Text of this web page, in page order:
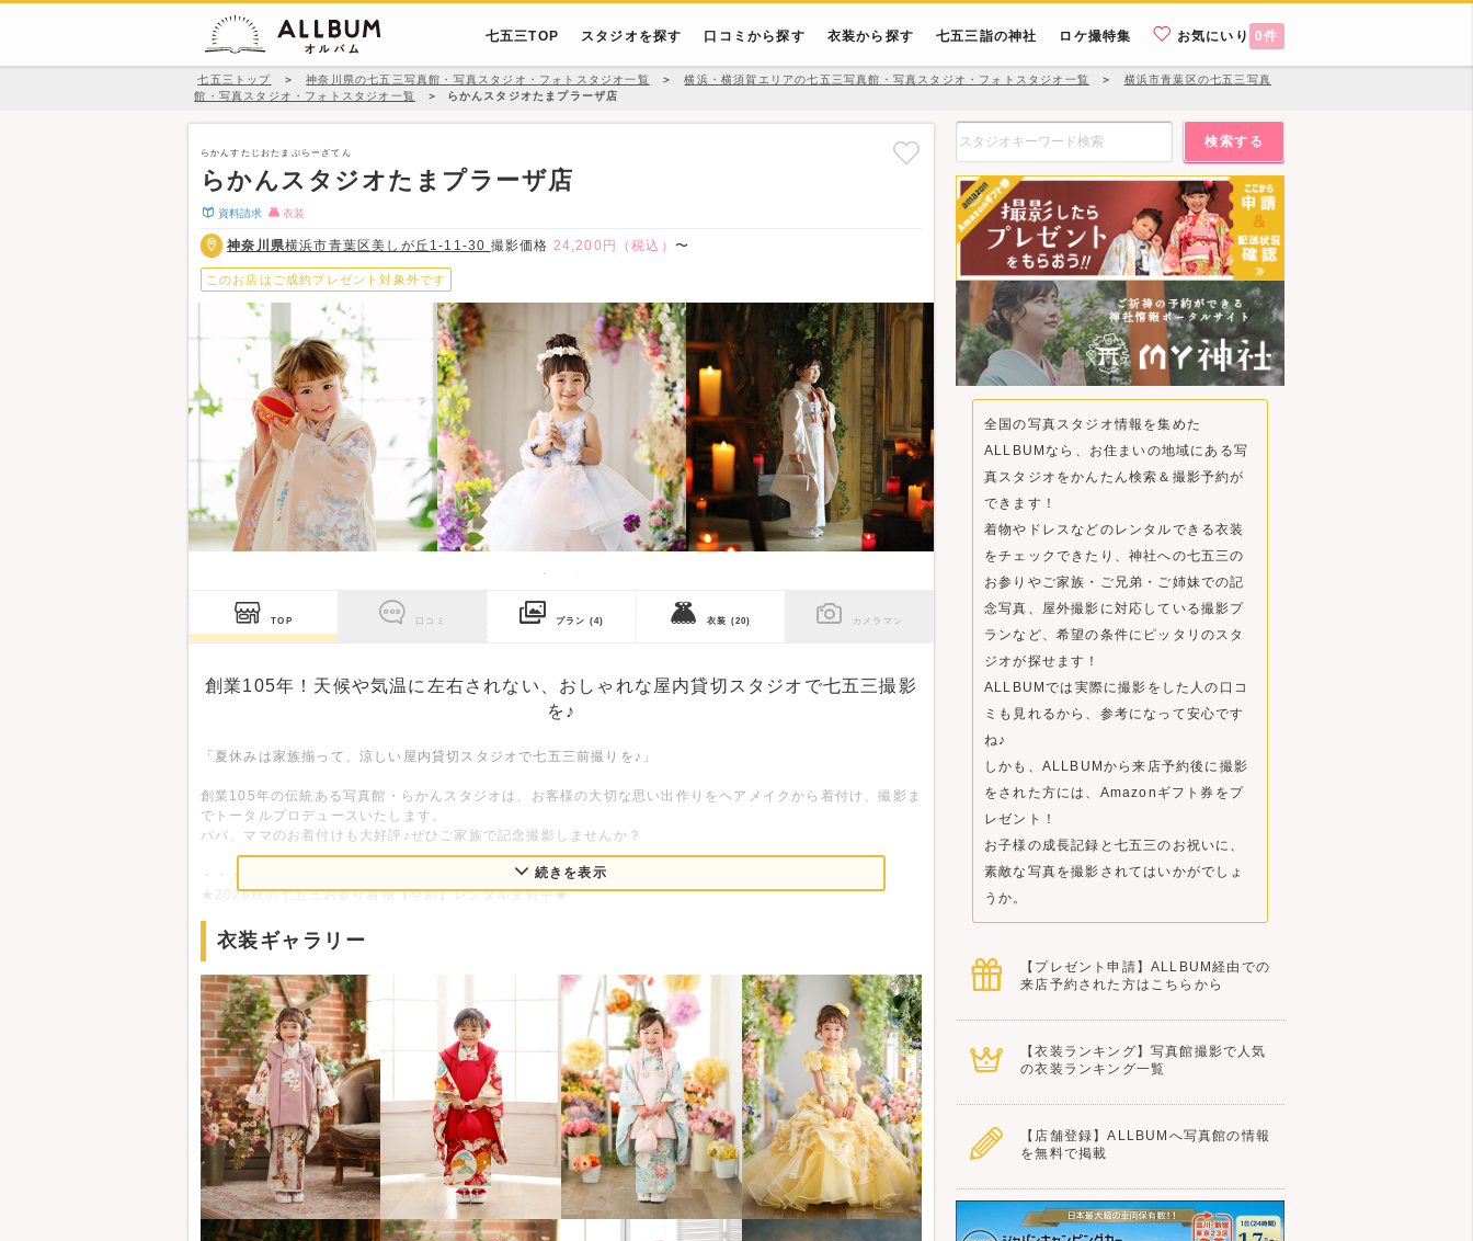
七五三TOP スタジオを探す 口コミから探す 衣装から探す 七五三詣の神社 ロケ撮特集 お気にいり 0件
七五三トップ ＞ 神奈川県の七五三写真館・写真スタジオ・フォトスタジオ一覧 ＞ 横浜・横須賀エリアの七五三写真館・写真スタジオ・フォトスタジオ一覧 ＞
横浜市青葉区の七五三写真
館・写真スタジオ・フォトスタジオ一覧
＞ らかんスタジオたまプラーザ店
らかんすたじおたまぷらーざてん
らかんスタジオたまプラーザ店
資料請求 衣装
神奈川県横浜市青葉区美しが丘1-11-30 撮影価格 24,200円（税込） 〜
このお店はご成約プレゼント対象外です
TOP 口コミ プラン (4) 衣装 (20) カメラマン
創業105年！天候や気温に左右されない、おしゃれな屋内貸切スタジオで七五三撮影
を♪
「夏休みは家族揃って、涼しい屋内貸切スタジオで七五三前撮りを♪」
創業105年の伝統ある写真館・らかんスタジオは、お客様の大切な思い出作りをヘアメイクから着付け、撮影ま
でトータルプロデュースいたします。
パパ、ママのお着付けも大好評♪ぜひご家族で記念撮影しませんか？
・・・・・・・・・・・・・・・・・・
★2026秋の七五三お参り着物【早割】レンタル受付中★
・・・・・・・・・・・・・・・・・・
★2026七五三カタログ★
最新WEBカタログ＆割引クーポンをいち早くメールでお届け♪
→七五三クラブ当ページ内カタログ請求よりご請求ください
・・・・・・・・・・・・・・・・・・
★＜8月限定！＞サマーキャンペーン★
①コース料金が10%OFF！（撮影全データコース以上対象）
②ポスタープレゼント！
・・・・・・・・・・・・・・・・・・
★【9/6まで】七五三1DAYパック★
＜小金井・松戸・春日部・小山店限定＞
基本料金49,500円(税込)分が無料！（撮影全データ＆写真集コース以上対象）
撮影した衣装でそのままお参り！七五三撮影とお出かけを1日で！
続きを表示
衣装ギャラリー
検索する
全国の写真スタジオ情報を集めた
ALLBUMなら、お住まいの地域にある写
真スタジオをかんたん検索＆撮影予約が
できます！
着物やドレスなどのレンタルできる衣装
をチェックできたり、神社への七五三の
お参りやご家族・ご兄弟・ご姉妹での記
念写真、屋外撮影に対応している撮影プ
ランなど、希望の条件にピッタリのスタ
ジオが探せます！
ALLBUMでは実際に撮影をした人の口コ
ミも見れるから、参考になって安心です
ね♪
しかも、ALLBUMから来店予約後に撮影
をされた方には、Amazonギフト券をプ
レゼント！
お子様の成長記録と七五三のお祝いに、
素敵な写真を撮影されてはいかがでしょ
うか。
【プレゼント申請】ALLBUM経由での
来店予約された方はこちらから
【衣装ランキング】写真館撮影で人気
の衣装ランキング一覧
【店舗登録】ALLBUMへ写真館の情報
を無料で掲載